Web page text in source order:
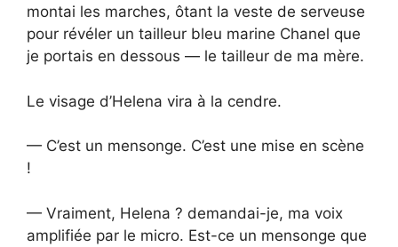
montai les marches, ôtant la veste de serveuse
pour révéler un tailleur bleu marine Chanel que
je portais en dessous — le tailleur de ma mère.
Le visage d’Helena vira à la cendre.
— C’est un mensonge. C’est une mise en scène
!
— Vraiment, Helena ? demandai-je, ma voix
amplifiée par le micro. Est-ce un mensonge que